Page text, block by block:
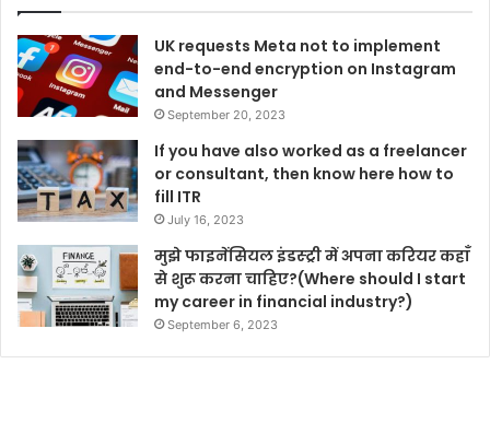
UK requests Meta not to implement
end-to-end encryption on Instagram
and Messenger
September 20, 2023
If you have also worked as a freelancer
or consultant, then know here how to
fill ITR
July 16, 2023
मुझे फाइनेंसियल इंडस्ट्री में अपना करियर कहाँ
से शुरू करना चाहिए?(Where should I start
my career in financial industry?)
September 6, 2023